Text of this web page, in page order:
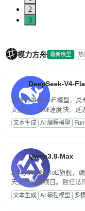
2
3
模力方舟 最新模型 热
DeepSeek-V4-
高效轻量化MoE模型，总
文能力。推理速度快、延
高并发、轻量化任务，适
文案处理等普惠刚需场景
文本生成 AI 编程模型
Qwen3.8-Max
2.4万亿参数MoE旗舰，
天交付完整项目。胜任法
话端到端交付生产级成果
程，支持超长文档与长视
文本生成 AI 编程模型 多